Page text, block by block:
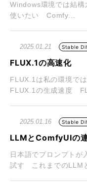
Windows環境では結
使いたい Comfy...
2025.01.21 Stable
FLUX.1の高速化
FLUX.1は私の環境で
FLUX.1の生成速度
2025.01.16 Stable
LLMとComfyUIの
日本語でプロンプト
試す これまでのLLM